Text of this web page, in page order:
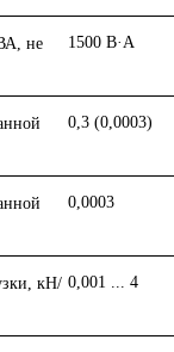
не
1500 В·А
0,3 (0,0003)
0,0003
кН/ 0,001 ... 4